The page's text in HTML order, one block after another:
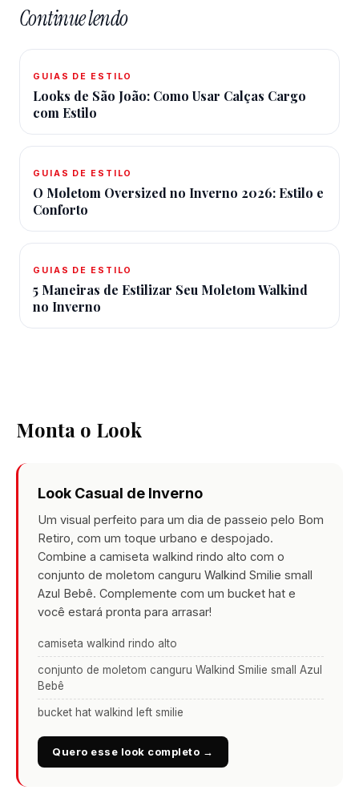
Continue lendo
GUIAS DE ESTILO
Looks de São João: Como Usar Calças Cargo
com Estilo
GUIAS DE ESTILO
O Moletom Oversized no Inverno 2026: Estilo e
Conforto
GUIAS DE ESTILO
5 Maneiras de Estilizar Seu Moletom Walkind
no Inverno
Monta o Look
Look Casual de Inverno
Um visual perfeito para um dia de passeio pelo Bom
Retiro, com um toque urbano e despojado.
Combine a camiseta walkind rindo alto com o
conjunto de moletom canguru Walkind Smilie small
Azul Bebê. Complemente com um bucket hat e
você estará pronta para arrasar!
camiseta walkind rindo alto
conjunto de moletom canguru Walkind Smilie small Azul
Bebê
bucket hat walkind left smilie
Quero esse look completo →